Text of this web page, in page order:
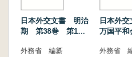
外二艘露領勘察加ニ於テ魚
ニ国籍証書船舶検査証等押
18 米国ニ於テ本邦移民制限
日本外交文書 明治
期 第38巻 第1
外務省 編纂
日本外
万国平
外務省